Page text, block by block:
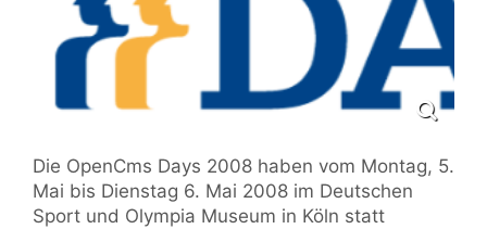
Die OpenCms Days 2008 haben vom Montag, 5.
Mai bis Dienstag 6. Mai 2008 im Deutschen
Sport und Olympia Museum in Köln statt